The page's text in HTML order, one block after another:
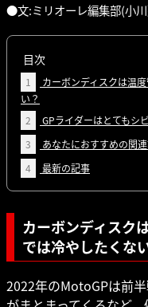
●文:ミリオーレ編集部(小
目次
1
カーボンディスクは温
い？
2
GPライダーはとてもシ
3
あなたにおすすめの関
4
最新の記事
カーボンディスク
では冷やしたくな
2022年のMotoGPは前